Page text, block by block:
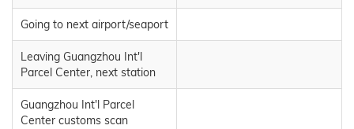
Going to next airport/seaport
Leaving Guangzhou Int'l
Parcel Center, next station
Guangzhou Int'l Parcel
Center customs scan